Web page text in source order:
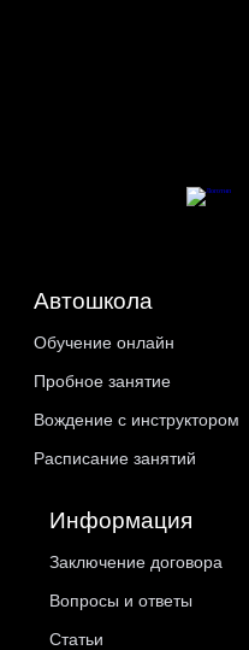
Автошкола
Обучение онлайн
Пробное занятие
Вождение с инструктором
Расписание занятий
Информация
Заключение договора
Вопросы и ответы
Статьи